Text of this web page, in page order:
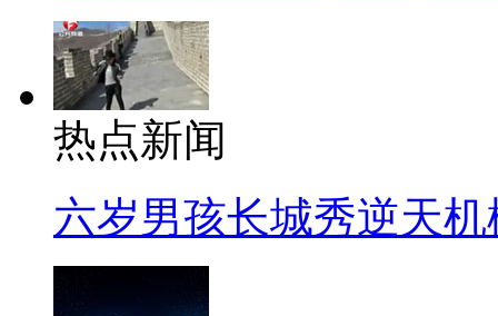
热点新闻
六岁男孩长城秀逆天机